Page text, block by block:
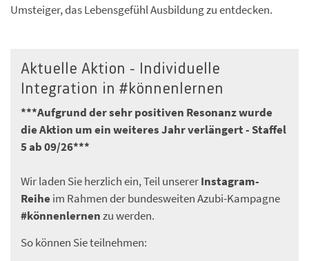
Umsteiger, das Lebensgefühl Ausbildung zu entdecken.
Aktuelle Aktion - Individuelle
Integration in #könnenlernen
***Aufgrund der sehr positiven Resonanz wurde
die Aktion um ein weiteres Jahr verlängert - Staffel
5 ab 09/26***
Wir laden Sie herzlich ein, Teil unsererInstagram-
Reihe im Rahmen der bundesweiten Azubi-Kampagne
#könnenlernenzu werden.
So können Sie teilnehmen: